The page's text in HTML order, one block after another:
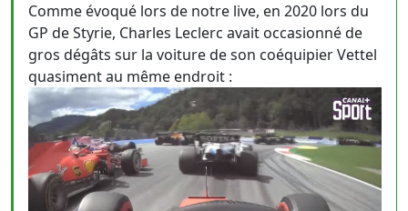
Comme évoqué lors de notre live, en 2020 lors du
GP de Styrie, Charles Leclerc avait occasionné de
gros dégâts sur la voiture de son coéquipier Vettel
quasiment au même endroit :